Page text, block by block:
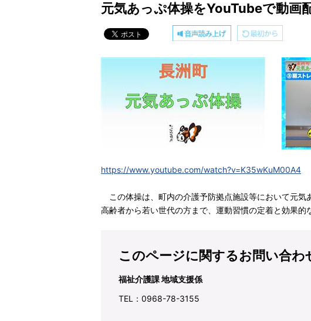
元気あっぷ体操をYouTubeで動画
https://www.youtube.com/watch?v=K35wKuM00A4
この体操は、町内の介護予防拠点施設等において元気
高齢者から若い世代の方まで、運動習慣の定着と効果的
このページに関するお問い合わ
福祉介護課 地域支援係
TEL：0968-78-3155